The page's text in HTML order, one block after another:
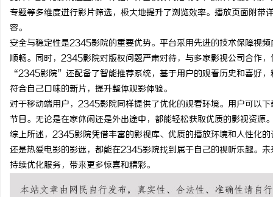
专题等多维度进行影片筛选，极大地提升了浏览效率。播放页面附
容。
安全与稳定性是2345影院的重要优势。平台采用先进的技术保障视
顺畅。同时，2345影院对版权问题严肃对待，与多家影视公司合作
“2345影院”还配备了智能推荐系统，基于用户的观看历史和喜好
符合自己口味的新片，提升整体观影体验。
对于移动端用户，2345影院同样提供了优化的观看环境。用户可以
节目。无论是在家休闲还是外出途中，都能轻松获取优质的影视资源
综上所述，2345影院凭借丰富的影视库、优质的播放环境和人性化
还是热爱电影的影迷，都能在2345影院找到属于自己的视听乐趣。
持续优化服务，带来更多惊喜和精彩。
虫草品牌哪个靠谱？虫